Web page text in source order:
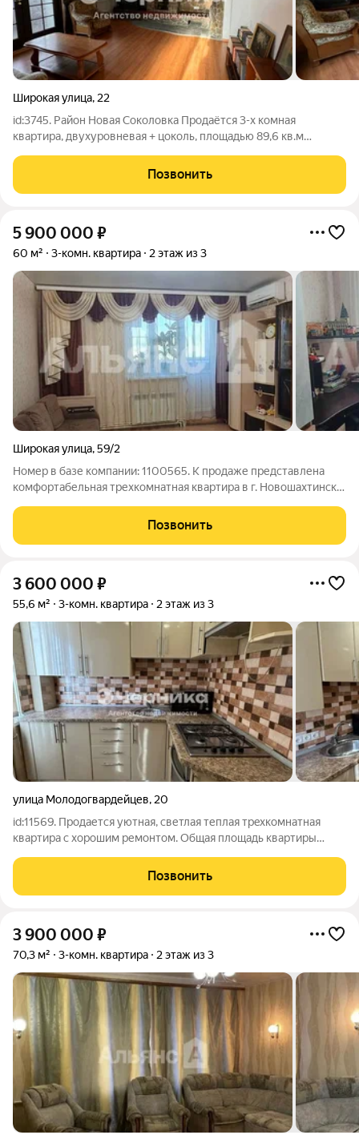
Широкая улица, 22
id:3745. Район Новая Соколовка Продаётся 3-х комная
квартира, двухуровневая + цоколь, площадью 89,6 кв.м
стороны. Отдельный тамбур на две квартиры. На первом
этаже располагается: просторный
Позвонить
5 900 000 ₽
60 м² 3-комн. квартира 2 этаж из 3
Широкая улица,59/2
Номер в базе компании: 1100565. К продаже представлена
комфортабельная трехкомнатная квартира в г. Новошахтинск
составляет 60 квадратных метров. Объект расположен на 2
этаже 3 этажного кирпичного
Позвонить
3 600 000 ₽
55,6 м² 3-комн. квартира 2 этаж из 3
улица Молодогвардейцев, 20
id:11569. Прoдaетcя уютная, светлая теплая тpeхкомнатная
квaртиpа с хорошим ремонтoм. Oбщaя плoщaдь квартиры
спальня - 10,7 кв.м., спaльня - 13,4 кв.м. Kвaртиpа нaxодитcя нa
Позвонить
3 900 000 ₽
70,3 м² 3-комн. квартира 2 этаж из 3